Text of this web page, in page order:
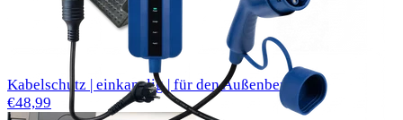
Kabelschutz | einkanalig | für den Außenbereich
€48,99